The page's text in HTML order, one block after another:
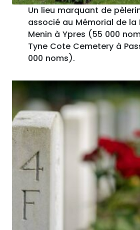
Un lieu marquant de
associé au Mémorial de la
Menin à Ypres (55 000
Tyne Cote Cemetery à
000 noms).